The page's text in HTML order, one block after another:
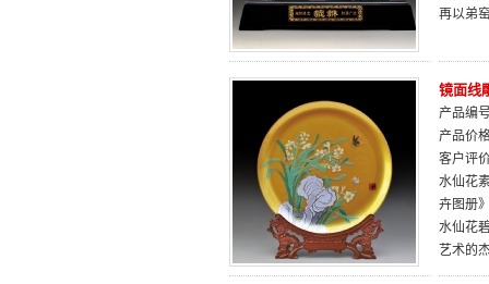
再以弟
镜面线
产品编
产品价
客户评
水仙花
卉图册
水仙花
艺术的